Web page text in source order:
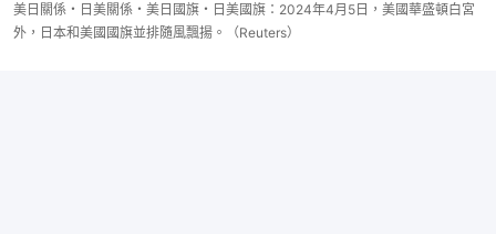
美日關係・日美關係・美日國旗・日美國旗：2024年4月5日，美國華盛頓白宮
外，日本和美國國旗並排隨風飄揚。（Reuters）